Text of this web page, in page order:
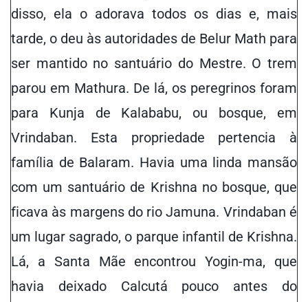
disso, ela o adorava todos os dias e, mais
tarde, o deu às autoridades de Belur Math para
ser mantido no santuário do Mestre. O trem
parou em Mathura. De lá, os peregrinos foram
para Kunja de Kalababu, ou bosque, em
Vrindaban. Esta propriedade pertencia à
família de Balaram. Havia uma linda mansão
com um santuário de Krishna no bosque, que
ficava às margens do rio Jamuna. Vrindaban é
um lugar sagrado, o parque infantil de Krishna.
Lá, a Santa Mãe encontrou Yogin-ma, que
havia deixado Calcutá pouco antes do